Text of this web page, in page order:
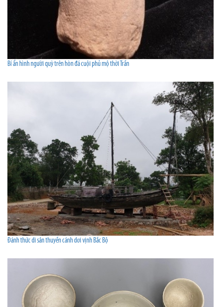
Bí ẩn hình người quỳ trên hòn đá cuội phủ mộ thời Trần
Đánh thức di sản thuyền cánh dơi vịnh Bắc Bộ